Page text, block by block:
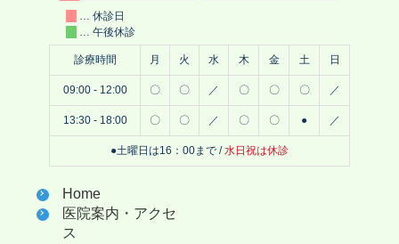
… 休診日
… 午後休診
診療時間 月 火 水 木 金 土 日
09:00 - 12:00 〇 〇 ／ 〇 〇 〇 ／
13:30 - 18:00 〇 〇 ／ 〇 〇 ● ／
●土曜日は16：00まで /水日祝は休診
Home
医院案内・アクセ
ス